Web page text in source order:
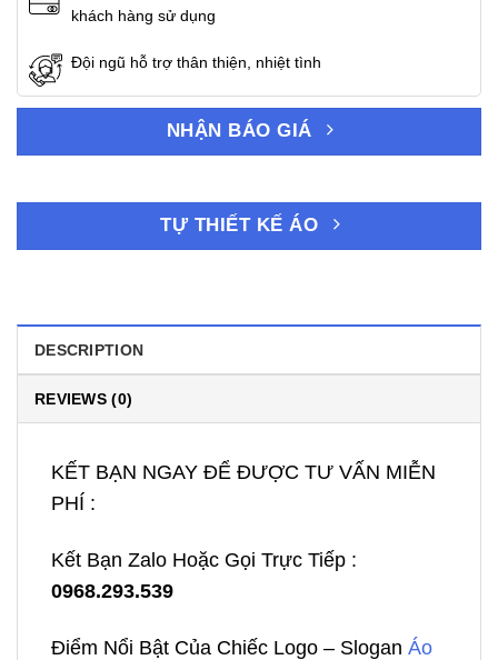
khách hàng sử dụng
Đội ngũ hỗ trợ thân thiện, nhiệt tình
NHẬN BÁO GIÁ
TỰ THIẾT KẾ ÁO
DESCRIPTION
REVIEWS (0)
KẾT BẠN NGAY ĐỂ ĐƯỢC TƯ VẤN MIỄN
PHÍ :
Kết Bạn Zalo Hoặc Gọi Trực Tiếp :
0968.293.539
Điểm Nổi Bật Của Chiếc Logo – Slogan Áo